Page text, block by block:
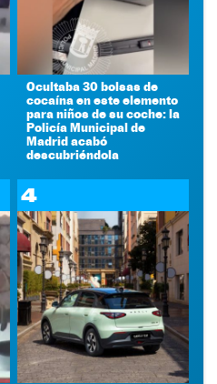
Ocultaba 30 bolsas de
cocaína en este elemento
para niños de su coche: la
Policía Municipal de
Madrid acabó
descubriéndola
4